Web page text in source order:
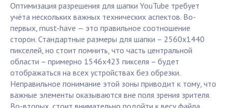
Оптимизация разрешения для шапки YouTube требует
учёта нескольких важных технических аспектов. Во-
первых, must-have — это правильное соотношение
сторон. Стандартные размеры для шапки – 2560х1440
пикселей, но стоит помнить, что часть центральной
области – примерно 1546х423 пикселя – будет
отображаться на всех устройствах без обрезки.
Неправильное понимание этой зоны приводит к тому, что
важные элементы оказываются вне поля зрения зрителя.